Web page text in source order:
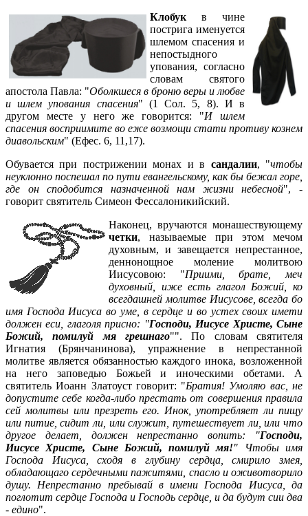
Клобук в чине
пострига именуется
шлемом спасения и
непостыдного
упования, согласно
словам святого
апостола Павла: "Оболкшеся в броню веры и любве
и шлем упования спасения" (1 Сол. 5, 8). И в
другом месте у него же говорится: "И шлем
спасения восприимите во еже возмощи стати противу кознем
диавольским" (Ефес. 6, 11,17).
Обувается при пострижении монах и в сандалии, "чтобы
неуклонно поспешал по пути евангельскому, как бы бежал горe,
где он сподобится назначенной нам жизни небесной", -
говорит святитель Симеон Фессалоникийский.
Наконец, вручаются монашествующему
четки, называемые при этом мечом
духовным, и завещается непрестанное,
деннонощное моление молитвою
Иисусовою: "Приими, брате, меч
духовный, иже есть глагол Божий, ко
всегдашней молитве Иисусове, всегда бо
имя Господа Иисуса во уме, в сердце и во устех своих имети
должен еси, глаголя присно: "Господи, Иисусе Христе, Сыне
Божий, помилуй мя грешнаго"". По словам святителя
Игнатия (Брянчанинова), упражнение в непрестанной
молитве является обязанностью каждого инока, возложенной
на него заповедью Божьей и иноческими обетами. А
святитель Иоанн Златоуст говорит: "Братия! Умоляю вас, не
допустите себе когда-либо престать от совершения правила
сей молитвы или презреть его. Инок, употребляет ли пищу
или питие, сидит ли, или служит, путешествует ли, или что
другое делает, должен непрестанно вопить: "Господи,
Иисусе Христе, Сыне Божий, помилуй мя!" Чтобы имя
Господа Иисуса, сходя в глубину сердца, смирило змея,
обладающаго сердечными пажитями, спасло и оживотворило
душу. Непрестанно пребывай в имени Господа Иисуса, да
поглотит сердце Господа и Господь сердце, и да будут сии два
- едино".